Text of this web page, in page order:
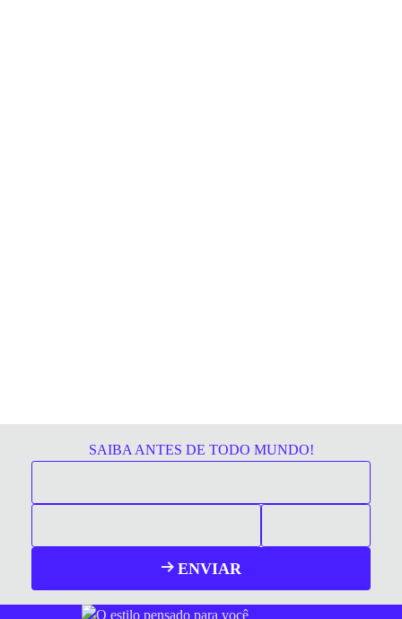
SAIBA ANTES DE TODO MUNDO!
ENVIAR